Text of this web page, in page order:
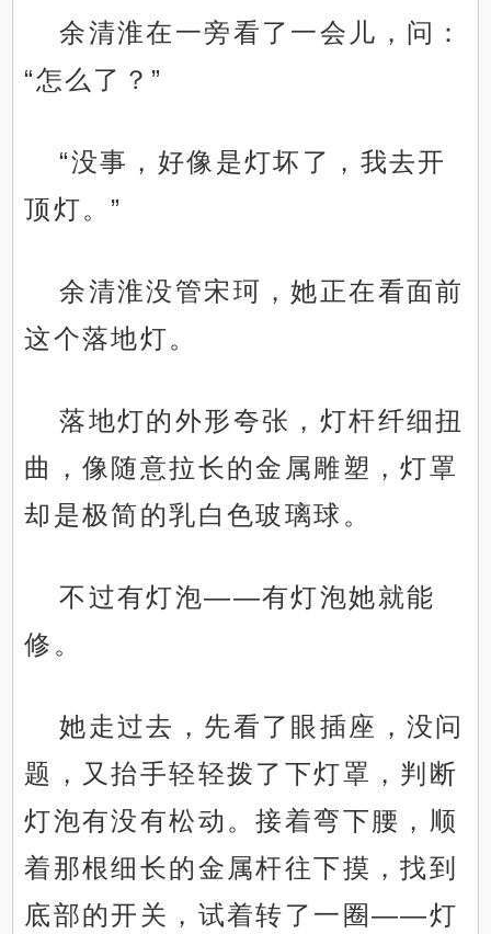
余清淮在一旁看了一会儿，问：
“怎么了？”
“没事，好像是灯坏了，我去开
顶灯。”
余清淮没管宋珂，她正在看面前
这个落地灯。
落地灯的外形夸张，灯杆纤细扭
曲，像随意拉长的金属雕塑，灯罩
却是极简的乳白色玻璃球。
不过有灯泡——有灯泡她就能
修。
她走过去，先看了眼插座，没问
题，又抬手轻轻拨了下灯罩，判断
灯泡有没有松动。接着弯下腰，顺
着那根细长的金属杆往下摸，找到
底部的开关，试着转了一圈——灯